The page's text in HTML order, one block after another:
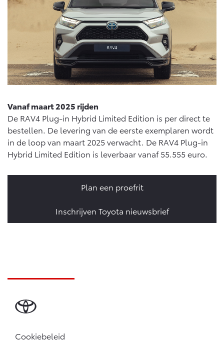
Vanaf € 89.986,-
Vanaf maart 2025 rijden
De RAV4 Plug-in Hybrid Limited Edition is per direct te
bestellen. De levering van de eerste exemplaren wordt
in de loop van maart 2025 verwacht. De RAV4 Plug-in
Hybrid Limited Edition is leverbaar vanaf 55.555 euro.
Plan een proefrit
Inschrijven Toyota nieuwsbrief
Cookiebeleid